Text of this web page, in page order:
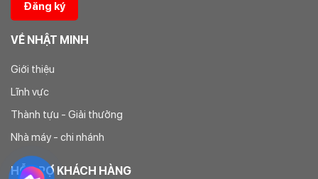
VỀ NHẬT MINH
Giới thiệu
Lĩnh vực
Thành tựu - Giải thưởng
Nhà máy - chi nhánh
HỖ TRỢ KHÁCH HÀNG